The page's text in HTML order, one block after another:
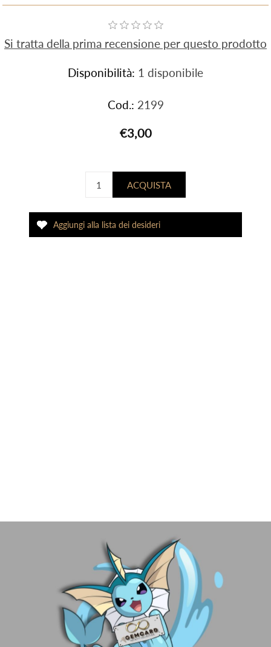
Si tratta della prima recensione per questo prodotto
Disponibilità: 1 disponibile
Cod.: 2199
€3,00